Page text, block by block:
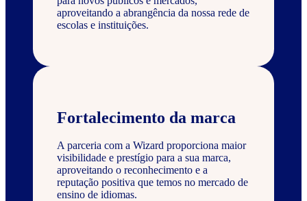
aproveitando a abrangência da nossa rede de
escolas e instituições.
Fortalecimento da marca
A parceria com a Wizard proporciona maior
visibilidade e prestígio para a sua marca,
aproveitando o reconhecimento e a
reputação positiva que temos no mercado de
ensino de idiomas.